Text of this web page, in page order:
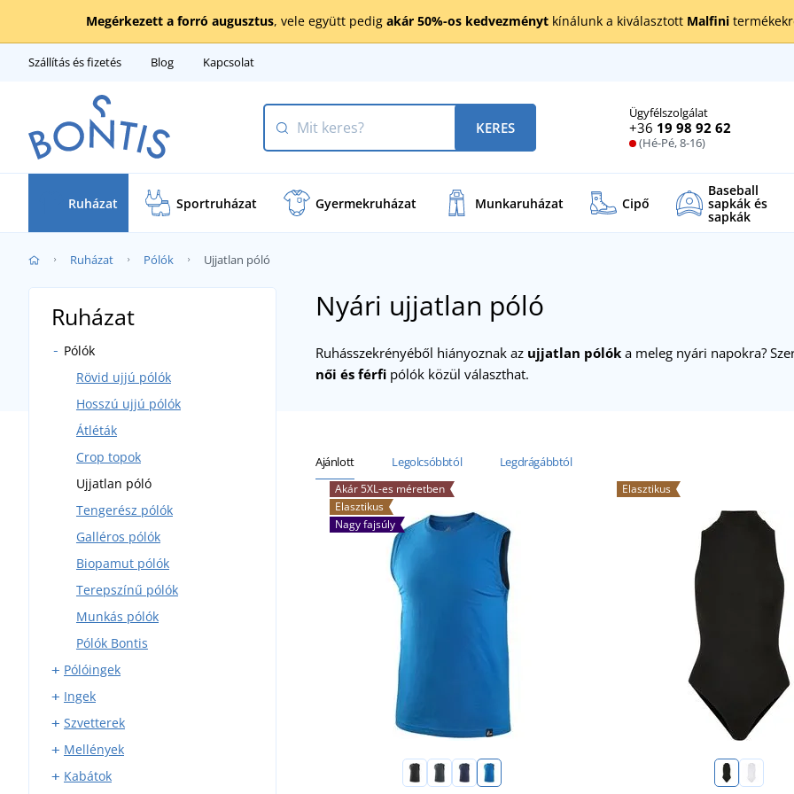
Megérkezett a forró augusztus, vele együtt pedig akár 50%-os kedvezményt kínálunk a kiválasztott Malfini
Szállítás és fizetés Blog Kapcsolat
Ügyfélszolgálat
+36 19 98 92 62
(Hé-Pé, 8-16)
KERES
Ruházat Sportruházat Gyermekruházat Munkaruházat Cipő
Baseball
sapkák és
sapkák
Ruházat Pólók Ujjatlan póló
Nyári ujjatlan póló
Ruhásszekrényéből hiányoznak az ujjatlan pólók a meleg nyári napokra?
női és férfi pólók közül választhat.
Ruházat
Pólók
Rövid ujjú pólók
Hosszú ujjú pólók
Átléták
Crop topok
Ujjatlan póló
Tengerész pólók
Galléros pólók
Biopamut pólók
Terepszínű pólók
Munkás pólók
Pólók Bontis
Pólóingek
Rövid ujjú pólóingek
Hosszú ujjú pólóingek
Ingek
Rövid ujjú ingek
Hosszú ujjú ingek
Flanel ingek
Szvetterek
Kapcsolás nélküli szvetterek
V nyakú szvetterek
Mellények
Fleece mellények
Kabátok
Ajánlott Legolcsóbbtól Legdrágábbtól
Akár 5XL-es méretben
Elasztikus
Nagy fajsúly
Elasztikus